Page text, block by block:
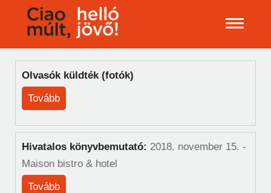
Olvasók küldték (fotók)
Tovább
Hivatalos könyvbemutató: 2018. november 15. -
Maison bistro & hotel
Tovább